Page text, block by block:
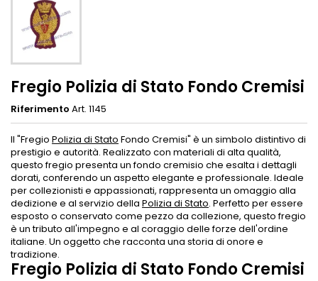
Fregio Polizia di Stato Fondo Cremisi
Riferimento Art. 1145
Il "Fregio Polizia di Stato Fondo Cremisi" è un simbolo distintivo di
prestigio e autorità. Realizzato con materiali di alta qualità,
questo fregio presenta un fondo cremisio che esalta i dettagli
dorati, conferendo un aspetto elegante e professionale. Ideale
per collezionisti e appassionati, rappresenta un omaggio alla
dedizione e al servizio della Polizia di Stato. Perfetto per essere
esposto o conservato come pezzo da collezione, questo fregio
è un tributo all'impegno e al coraggio delle forze dell'ordine
italiane. Un oggetto che racconta una storia di onore e
tradizione.
Fregio Polizia di Stato Fondo Cremisi